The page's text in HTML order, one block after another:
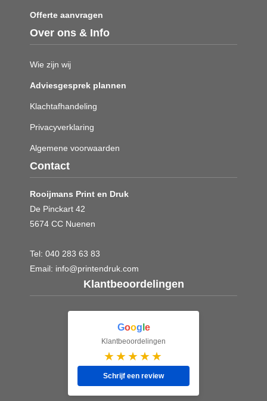
Offerte aanvragen
Over ons & Info
Wie zijn wij
Adviesgesprek plannen
Klachtafhandeling
Privacyverklaring
Algemene voorwaarden
Contact
Rooijmans Print en Druk
De Pinckart 42
5674 CC Nuenen
Tel: 040 283 63 83
Email: info@printendruk.com
Klantbeoordelingen
Goog e
Klantbeoordelingen
★★★★★
Schrijf een review